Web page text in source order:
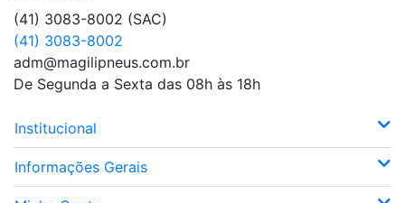
(41) 3083-8002 (SAC)
(41) 3083-8002
adm@magilipneus.com.br
De Segunda a Sexta das 08h às 18h
Institucional
Informações Gerais